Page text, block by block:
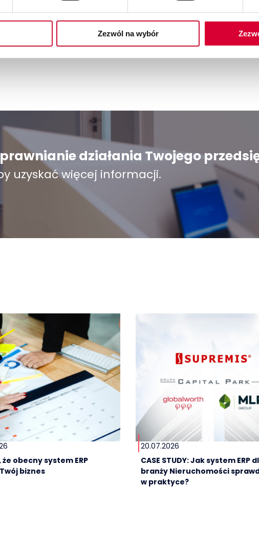
Zezwól na wybór
działania Twojego
uzyskać więcej informacji.
że obecny system ERP
biznes
20.07.2026
CASE STUDY: Jak system ERP
branży Nieruchomości
w praktyce?